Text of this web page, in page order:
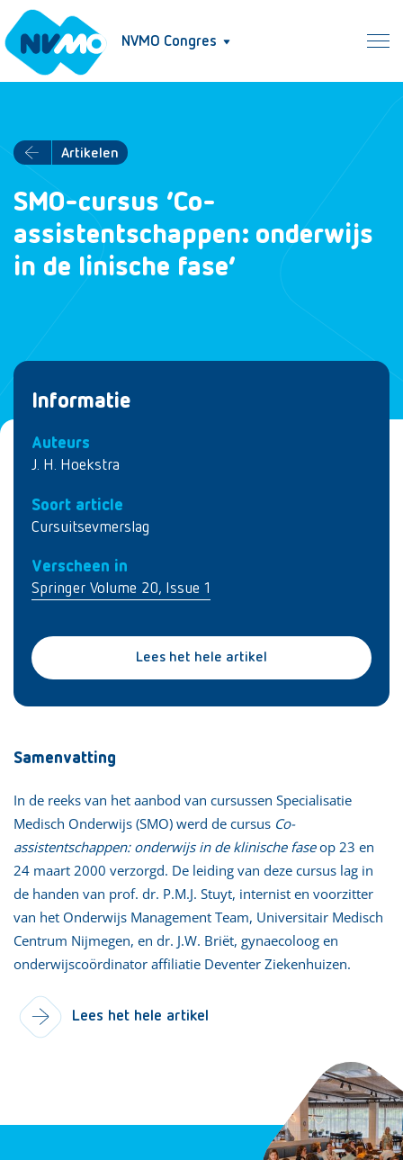
NVMO Congres
Artikelen
SMO-cursus ‘Co-
assistentschappen: onderwijs
in de linische fase’
Informatie
Auteurs
J. H. Hoekstra
Soort article
Cursuitsevmerslag
Verscheen in
Springer Volume 20, Issue 1
Lees het hele artikel
Samenvatting
In de reeks van het aanbod van cursussen Specialisatie
Medisch Onderwijs (SMO) werd de cursus Co-
assistentschappen: onderwijs in de klinische faseop 23 en
24 maart 2000 verzorgd. De leiding van deze cursus lag in
de handen van prof. dr. P.M.J. Stuyt, internist en voorzitter
van het Onderwijs Management Team, Universitair Medisch
Centrum Nijmegen, en dr. J.W. Briët, gynaecoloog en
onderwijscoördinator affiliatie Deventer Ziekenhuizen.
Lees het hele artikel